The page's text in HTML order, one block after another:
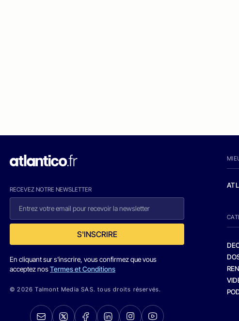
RECEVEZ NOTRE NEWSLETTER
S'INSCRIRE
En cliquant sur s'inscrire, vous confirmez que vous
acceptez nosTermes et Conditions
© 2026 Talmont Media SAS. tous droits réservés.